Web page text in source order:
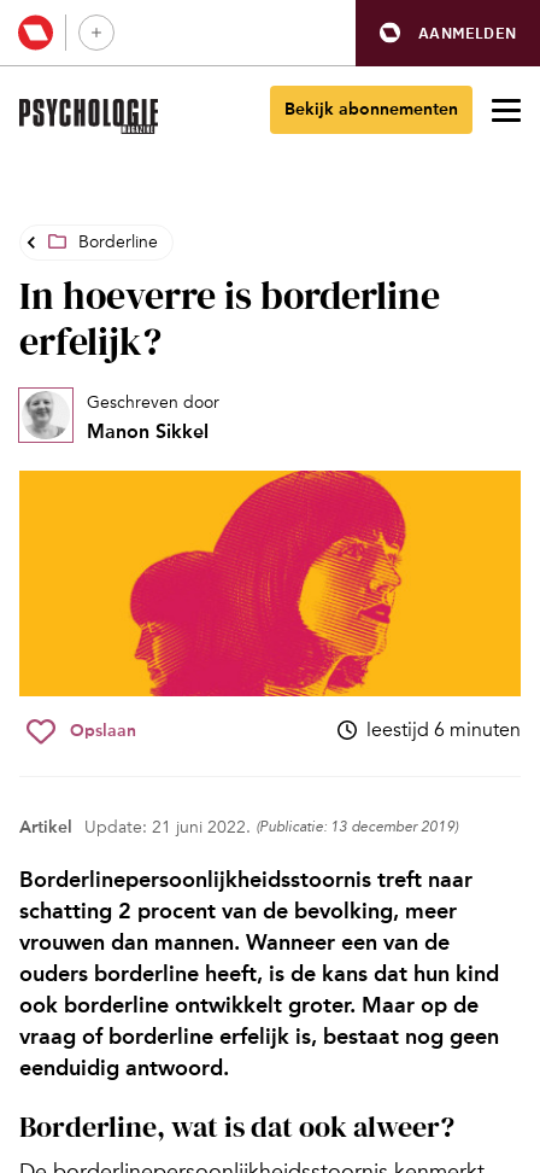
AANMELDEN
Bekijk abonnementen
Borderline
In hoeverre is borderline
erfelijk?
Geschreven door
Manon Sikkel
Opslaan leestijd 6 minuten
Artikel Update: 21 juni 2022. (Publicatie: 13 december 2019)
Borderlinepersoonlijkheidsstoornis treft naar
schatting 2 procent van de bevolking, meer
vrouwen dan mannen. Wanneer een van de
ouders borderline heeft, is de kans dat hun kind
ook borderline ontwikkelt groter. Maar op de
vraag of borderline erfelijk is, bestaat nog geen
eenduidig antwoord.
Borderline, wat is dat ook alweer?